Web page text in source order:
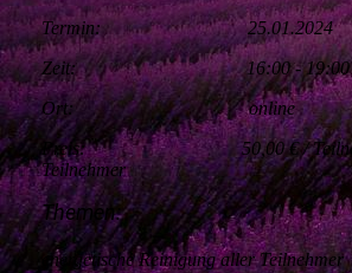
Termin: 25.01.2024
Zeit: 16:00 - 19:00
Ort: online
Preis: 50,00 € /
Teilnehmer
Themen:
energetische Reinigung aller Teilnehmer